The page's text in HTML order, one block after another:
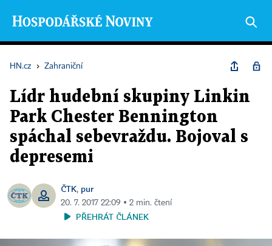
HN.cz › Zahraniční
Lídr hudební skupiny Linkin
Park Chester Bennington
spáchal sebevraždu. Bojoval s
depresemi
ČTK, pur
20. 7. 2017 22:09 ▪ 2 min. čtení
PŘEHRÁT ČLÁNEK